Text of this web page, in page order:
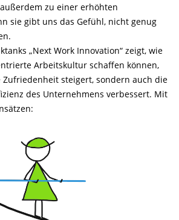
zu einer erhöhten
sie gibt uns das Gefühl, nicht genug
„Next Work Innovation“ zeigt, wie
Arbeitskultur schaffen können,
steigert, sondern auch die
des Unternehmens verbessert. Mit